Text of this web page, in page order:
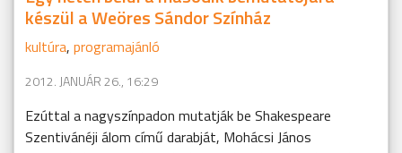
készül a Weöres Sándor Színház
kultúra, programajánló
2012. JANUÁR 26., 16:29
Ezúttal a nagyszínpadon mutatják be Shakespeare
Szentivánéji álom című darabját, Mohácsi János